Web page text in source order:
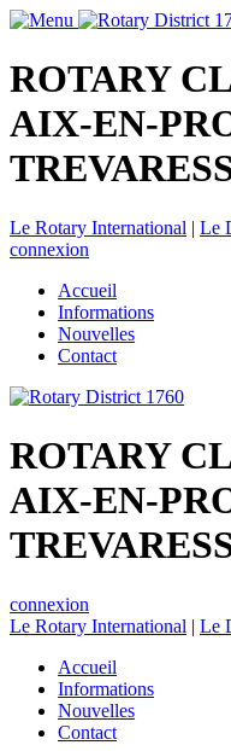
ROTARY
AIX-EN-
Le Rotary International | Le
connexion
Accueil
Informations
Nouvelles
Contact
ROTARY
AIX-EN-
connexion
Le Rotary International | Le
Accueil
Informations
Nouvelles
Contact